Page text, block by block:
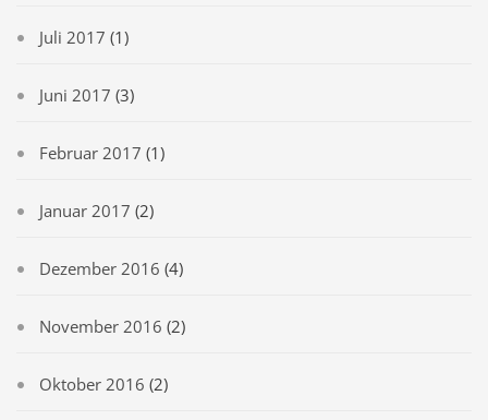
Juli 2017 (1)
Juni 2017 (3)
Februar 2017 (1)
Januar 2017 (2)
Dezember 2016 (4)
November 2016 (2)
Oktober 2016 (2)